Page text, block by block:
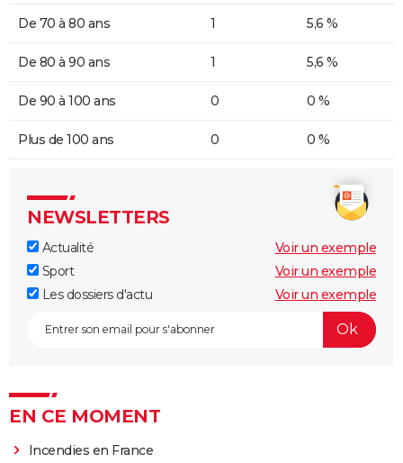
De 70 à 80 ans 1 5,6 %
De 80 à 90 ans 1 5,6 %
De 90 à 100 ans 0 0 %
Plus de 100 ans 0 0 %
NEWSLETTERS
Actualité
Voir un exemple
Sport
Voir un exemple
Les dossiers d'actu
Voir un exemple
EN CE MOMENT
Incendies en France